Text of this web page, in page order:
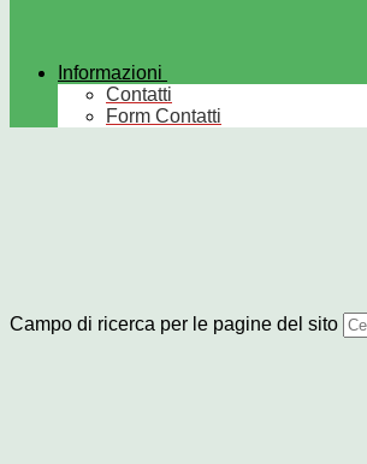
Informazioni
Contatti
Form Contatti
Campo di ricerca per le pagine del sito